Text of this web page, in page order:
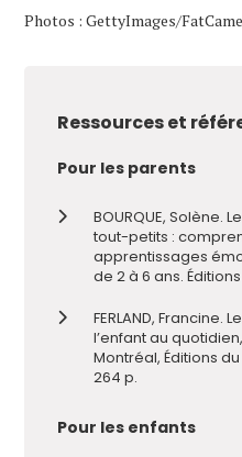
Photos : GettyImages/
Ressources et
Pour les parents
BOURQUE, Solène.
tout-petits :
apprentissages
de 2 à 6 ans.
FERLAND,
l’enfant au
Montréal, Éditions
264 p.
Pour les enfants